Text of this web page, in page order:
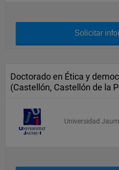
Solicitar
Doctorado en Ética y
(Castellón, Castellón de la
Universidad